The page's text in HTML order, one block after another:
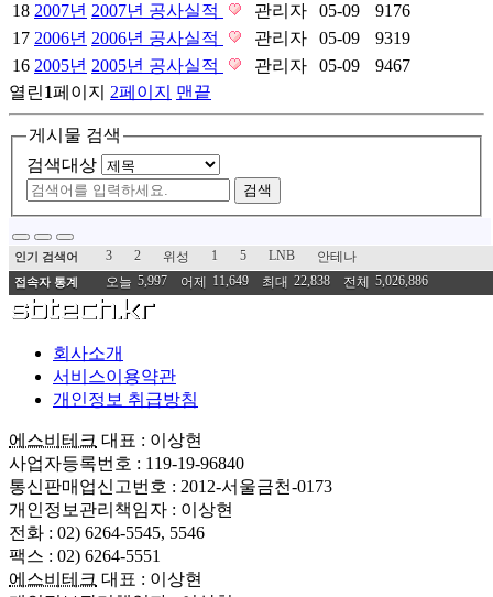
18 2007년 2007년 공사실적 관리자 05-09
9176
17 2006년 2006년 공사실적 관리자 05-09
9319
16 2005년 2005년 공사실적 관리자 05-09
9467
열린1페이지 2페이지 맨끝
게시물 검색
검색대상
검색
인기 검색어 3 2 위성 1 5 LNB 안테나
접속자 통계 오늘 5,997 어제 11,649 최대 22,838 전체 5,026,886
회사소개
서비스이용약관
개인정보 취급방침
에스비테크 대표 : 이상현
사업자등록번호 : 119-19-96840
통신판매업신고번호 : 2012-서울금천-0173
개인정보관리책임자 : 이상현
전화 : 02) 6264-5545, 5546
팩스 : 02) 6264-5551
에스비테크 대표 : 이상현